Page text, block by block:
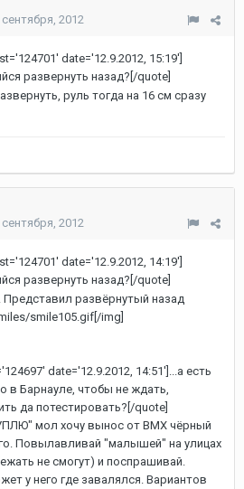
сентября, 2012
date='12.9.2012, 15:19']
развернуть назад?[/quote]
руль тогда на 16 см сразу
сентября, 2012
date='12.9.2012, 14:19']
развернуть назад?[/quote]
развёрнутый назад
smile105.gif[/img]
date='12.9.2012, 14:51']...а есть
в Барнауле, чтобы не ждать,
да потестировать?[/quote]
мол хочу вынос от BMX чёрный
Повылавливай "малышей" на улицах
не смогут) и поспрашивай.
у него где завалялся. Вариантов